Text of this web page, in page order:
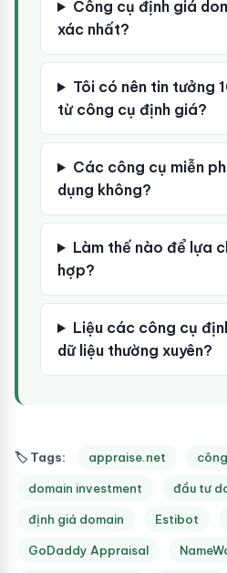
Công cụ định giá
xác nhất?
Tôi có nên tin tưởng
từ công cụ định giá?
Các công cụ miễn
dụng không?
Làm thế nào để lựa
hợp?
Liệu các công cụ
dữ liệu thường xuyên?
🏷 Tags: appraise.net
domain investment đầu tư
định giá domain Estibot
GoDaddy Appraisal